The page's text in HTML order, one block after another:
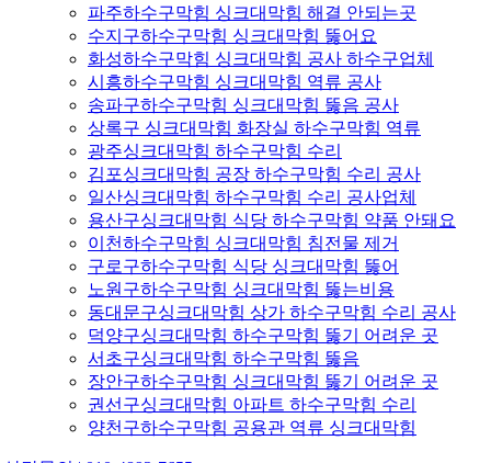
파주하수구막힘 싱크대막힘 해결 안되는곳
수지구하수구막힘 싱크대막힘 뚫어요
화성하수구막힘 싱크대막힘 공사 하수구업체
시흥하수구막힘 싱크대막힘 역류 공사
송파구하수구막힘 싱크대막힘 뚫음 공사
상록구 싱크대막힘 화장실 하수구막힘 역류
광주싱크대막힘 하수구막힘 수리
김포싱크대막힘 공장 하수구막힘 수리 공사
일산싱크대막힘 하수구막힘 수리 공사업체
용산구싱크대막힘 식당 하수구막힘 약품 안돼요
이천하수구막힘 싱크대막힘 침전물 제거
구로구하수구막힘 식당 싱크대막힘 뚫어
노원구하수구막힘 싱크대막힘 뚫는비용
동대문구싱크대막힘 상가 하수구막힘 수리 공사
덕양구싱크대막힘 하수구막힘 뚫기 어려운 곳
서초구싱크대막힘 하수구막힘 뚫음
장안구하수구막힘 싱크대막힘 뚫기 어려운 곳
권선구싱크대막힘 아파트 하수구막힘 수리
양천구하수구막힘 공용관 역류 싱크대막힘